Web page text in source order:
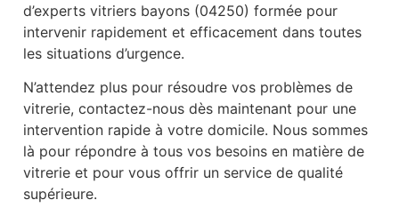
d’experts vitriers bayons (04250) formée pour
intervenir rapidement et efficacement dans toutes
les situations d’urgence.
N’attendez plus pour résoudre vos problèmes de
vitrerie, contactez-nous dès maintenant pour une
intervention rapide à votre domicile. Nous sommes
là pour répondre à tous vos besoins en matière de
vitrerie et pour vous offrir un service de qualité
supérieure.